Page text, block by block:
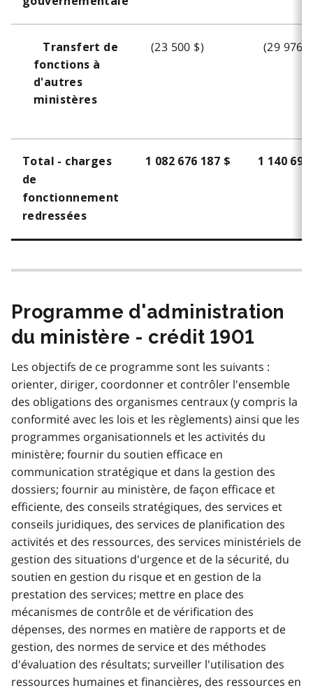
Transfert de
fonctions à
d'autres
ministères
(23 500 $) (29 976
Total - charges
de
fonctionnement
redressées
1 082 676 187 $ 1 140
Programme d'administration
du ministère - crédit 1901
Les objectifs de ce programme sont les suivants :
orienter, diriger, coordonner et contrôler l'ensemble
des obligations des organismes centraux (y compris la
conformité avec les lois et les règlements) ainsi que les
programmes organisationnels et les activités du
ministère; fournir du soutien efficace en
communication stratégique et dans la gestion des
dossiers; fournir au ministère, de façon efficace et
efficiente, des conseils stratégiques, des services et
conseils juridiques, des services de planification des
activités et des ressources, des services ministériels de
gestion des situations d'urgence et de la sécurité, du
soutien en gestion du risque et en gestion de la
prestation des services; mettre en place des
mécanismes de contrôle et de vérification des
dépenses, des normes en matière de rapports et de
gestion, des normes de service et des méthodes
d'évaluation des résultats; surveiller l'utilisation des
ressources humaines et financières, des ressources en